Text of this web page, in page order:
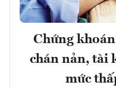
Chứng
chán nản, tài
mức